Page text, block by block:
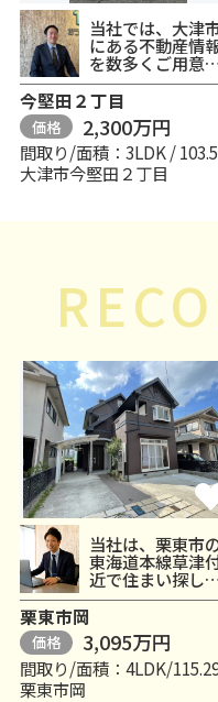
当社では、大津
にある不動産情
を数多くご用意し
ております。お
越しをお考えの方
は、...
今堅田２丁目
価格 2,300万円
大津市今堅田２丁目
当社は、栗東市
東海道本線草津
近で住まい探しを
サポートしてお
検討...
栗東市岡
価格 3,095万円
間取り/面積：4LDK/
栗東市岡